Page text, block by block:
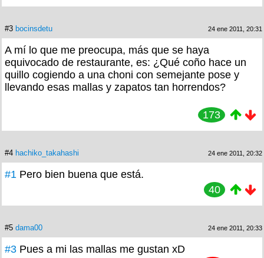
#3 bocinsdetu 24 ene 2011, 20:31
A mí lo que me preocupa, más que se haya
equivocado de restaurante, es: ¿Qué coño hace un
quillo cogiendo a una choni con semejante pose y
llevando esas mallas y zapatos tan horrendos?
173
#4 hachiko_takahashi 24 ene 2011, 20:32
#1 Pero bien buena que está.
40
#5 dama00 24 ene 2011, 20:33
#3 Pues a mi las mallas me gustan xD